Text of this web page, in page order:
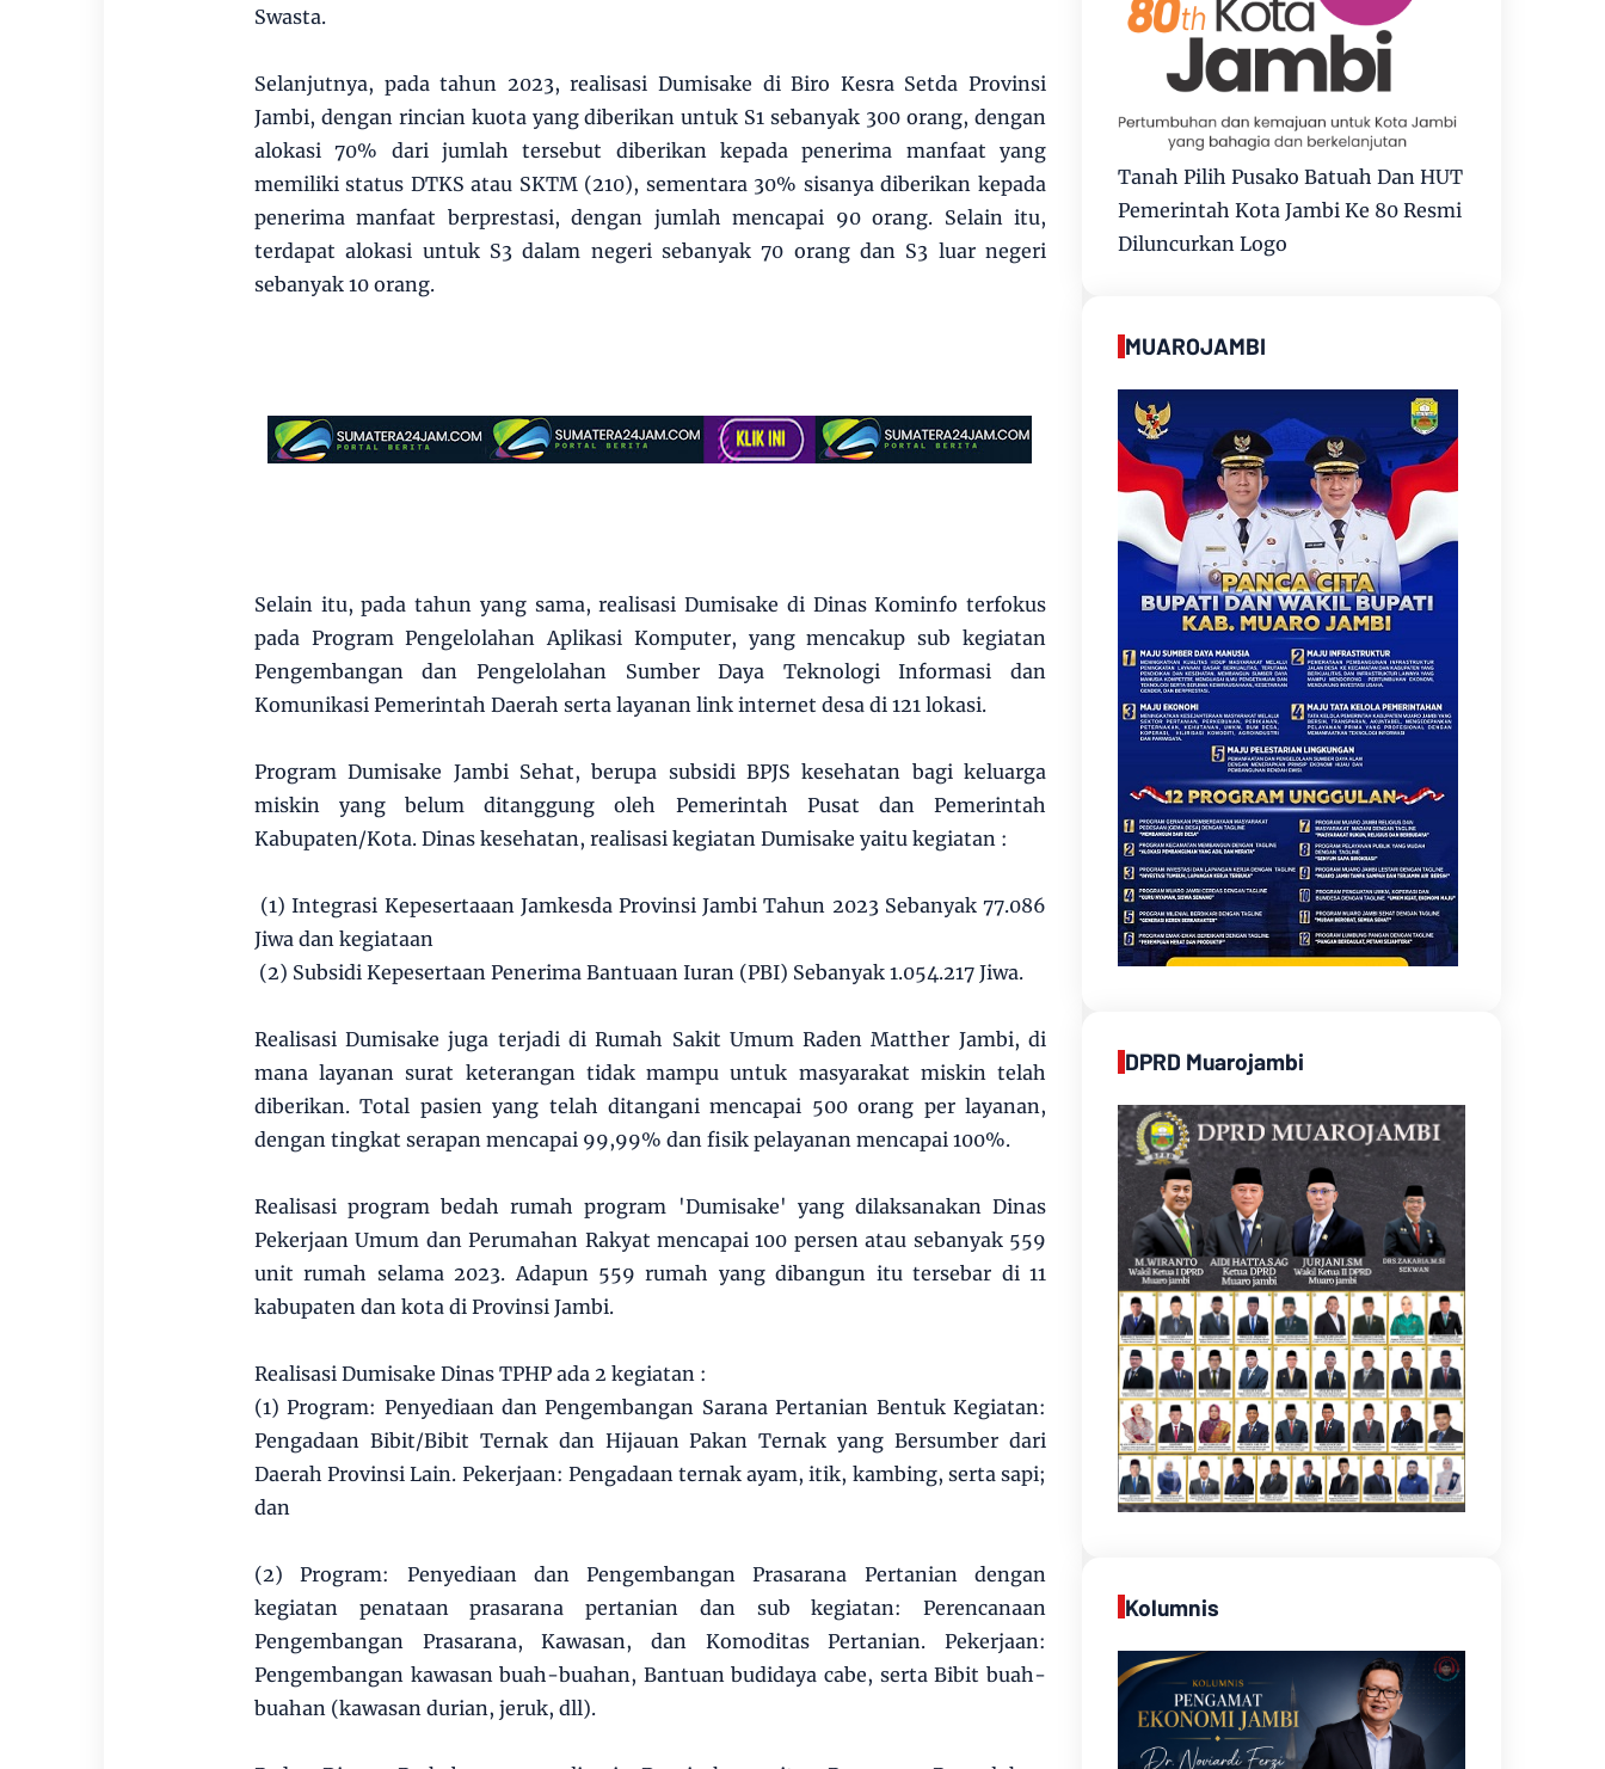
Swasta.
Selanjutnya, pada tahun 2023, realisasi Dumisake di Biro Kesra Setda Provinsi
Jambi, dengan rincian kuota yang diberikan untuk S1 sebanyak 300 orang, dengan
alokasi 70% dari jumlah tersebut diberikan kepada penerima manfaat yang
memiliki status DTKS atau SKTM (210), sementara 30% sisanya diberikan kepada
penerima manfaat berprestasi, dengan jumlah mencapai 90 orang. Selain itu,
terdapat alokasi untuk S3 dalam negeri sebanyak 70 orang dan S3 luar negeri
sebanyak 10 orang.
Selain itu, pada tahun yang sama, realisasi Dumisake di Dinas Kominfo terfokus
pada Program Pengelolahan Aplikasi Komputer, yang mencakup sub kegiatan
Pengembangan dan Pengelolahan Sumber Daya Teknologi Informasi dan
Komunikasi Pemerintah Daerah serta layanan link internet desa di 121 lokasi.
Program Dumisake Jambi Sehat, berupa subsidi BPJS kesehatan bagi keluarga
miskin yang belum ditanggung oleh Pemerintah Pusat dan Pemerintah
Kabupaten/Kota. Dinas kesehatan, realisasi kegiatan Dumisake yaitu kegiatan :
(1) Integrasi Kepesertaaan Jamkesda Provinsi Jambi Tahun 2023 Sebanyak 77.086
Jiwa dan kegiataan
(2) Subsidi Kepesertaan Penerima Bantuaan Iuran (PBI) Sebanyak 1.054.217 Jiwa.
Realisasi Dumisake juga terjadi di Rumah Sakit Umum Raden Matther Jambi, di
mana layanan surat keterangan tidak mampu untuk masyarakat miskin telah
diberikan. Total pasien yang telah ditangani mencapai 500 orang per layanan,
dengan tingkat serapan mencapai 99,99% dan fisik pelayanan mencapai 100%.
Realisasi program bedah rumah program 'Dumisake' yang dilaksanakan Dinas
Pekerjaan Umum dan Perumahan Rakyat mencapai 100 persen atau sebanyak 559
unit rumah selama 2023. Adapun 559 rumah yang dibangun itu tersebar di 11
kabupaten dan kota di Provinsi Jambi.
Realisasi Dumisake Dinas TPHP ada 2 kegiatan :
(1) Program: Penyediaan dan Pengembangan Sarana Pertanian Bentuk Kegiatan:
Pengadaan Bibit/Bibit Ternak dan Hijauan Pakan Ternak yang Bersumber dari
Daerah Provinsi Lain. Pekerjaan: Pengadaan ternak ayam, itik, kambing, serta sapi;
dan
(2) Program: Penyediaan dan Pengembangan Prasarana Pertanian dengan
kegiatan penataan prasarana pertanian dan sub kegiatan: Perencanaan
Pengembangan Prasarana, Kawasan, dan Komoditas Pertanian. Pekerjaan:
Pengembangan kawasan buah-buahan, Bantuan budidaya cabe, serta Bibit buah-
buahan (kawasan durian, jeruk, dll).
Tanah Pilih Pusako Batuah Dan HUT
Pemerintah Kota Jambi Ke 80 Resmi
Diluncurkan Logo
MUAROJAMBI
DPRD Muarojambi
Kolumnis